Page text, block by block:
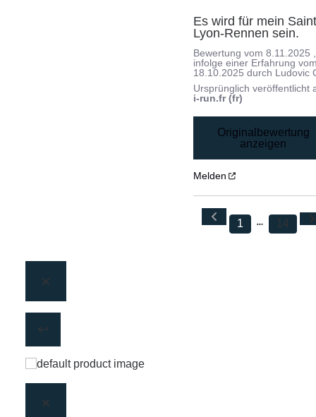
Es wird für mein
Lyon-Rennen sein.
Bewertung vom8.11.2025 ,
infolge einer Erfahrung
18.10.2025 durch Ludovic
Ursprünglich veröffentlicht
i-run.fr (fr)
Originalbewertung
anzeigen
Melden
1 14